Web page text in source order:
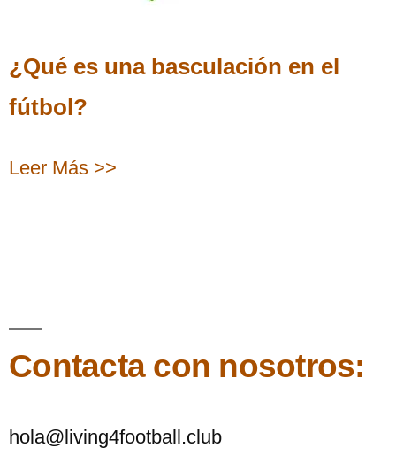
¿Qué es una basculación en el
fútbol?
Leer Más >>
Contacta con nosotros:
hola@living4football.club